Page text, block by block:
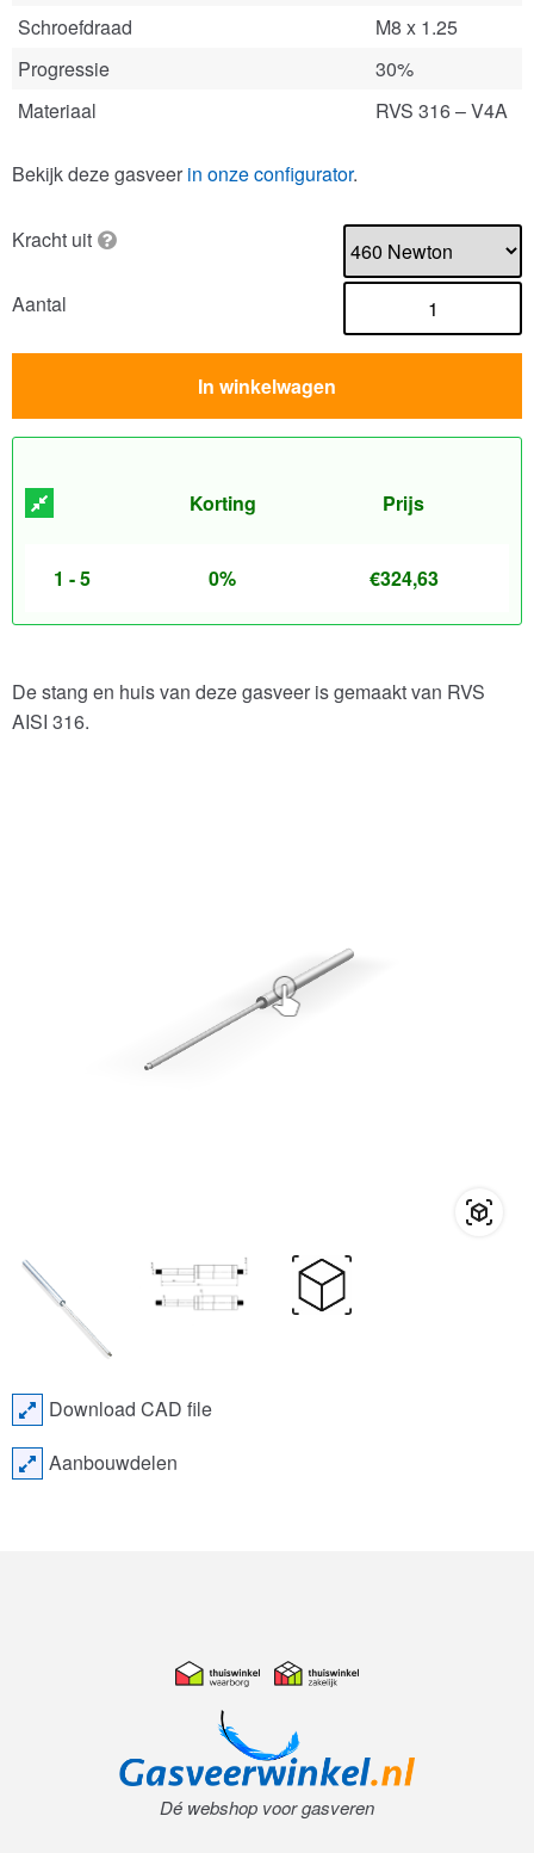
Schroefdraad
M8 x 1.25
Progressie
30%
Materiaal
RVS 316 – V4A
Bekijk deze gasveer in onze configurator.
Kracht uit
Aantal
In winkelwagen
Korting Prijs
1 - 5 0% €324,63
De stang en huis van deze gasveer is gemaakt van RVS
AISI 316.
Download CAD file
Aanbouwdelen
Dé webshop voor gasveren